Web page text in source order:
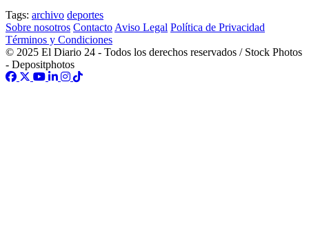
Tags: archivo deportes
Sobre nosotros Contacto Aviso Legal Política de Privacidad
Términos y Condiciones
© 2025 El Diario 24 - Todos los derechos reservados / Stock Photos
- Depositphotos